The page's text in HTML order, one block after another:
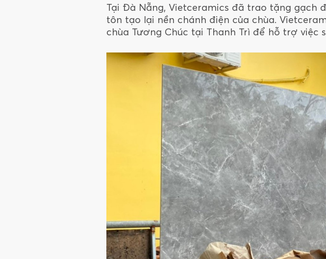
Tại Đà Nẵng, Vietceramics đã trao tặng gạch
tôn tạo lại nền chánh điện của chùa.
chùa Tương Chúc tại Thanh Trì để hỗ trợ việc